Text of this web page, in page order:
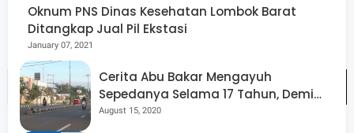
Oknum PNS Dinas Kesehatan Lombok Barat
Ditangkap Jual Pil Ekstasi
January 07, 2021
Cerita Abu Bakar Mengayuh
Sepedanya Selama 17 Tahun, Demi
Menggelorakan Kemerdekaan
August 15, 2020